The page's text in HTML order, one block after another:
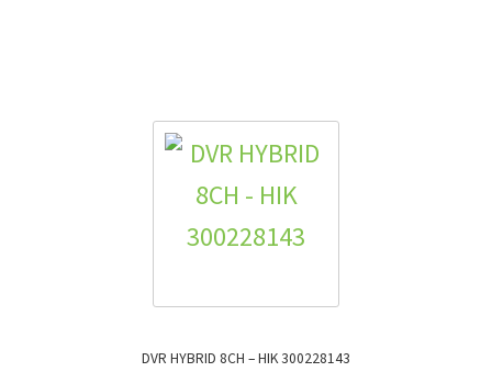
DVR HYBRID 8CH – HIK 300228143